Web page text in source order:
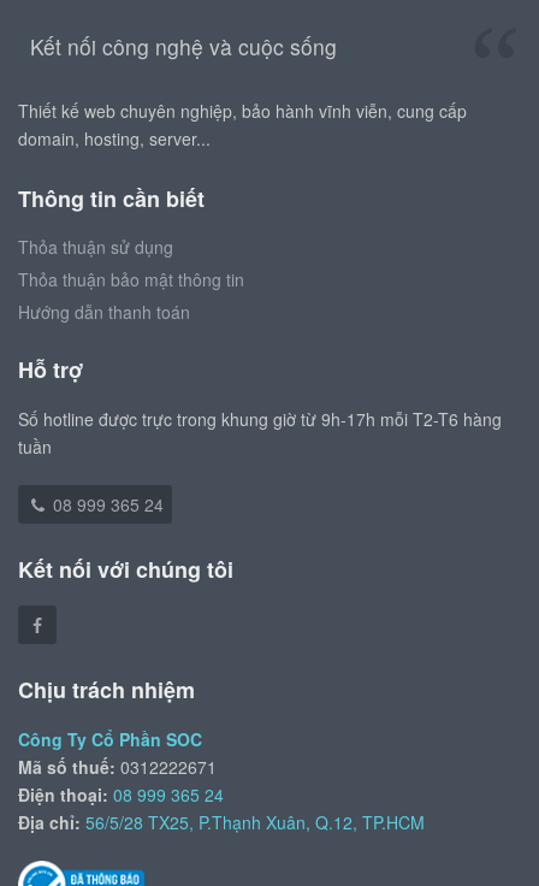
Kết nối công nghệ và cuộc sống
Thiết kế web chuyên nghiệp, bảo hành vĩnh viễn, cung cấp
domain, hosting, server...
Thông tin cần biết
Thỏa thuận sử dụng
Thỏa thuận bảo mật thông tin
Hướng dẫn thanh toán
Hỗ trợ
Số hotline được trực trong khung giờ từ 9h-17h mỗi T2-T6 hàng
tuần
08 999 365 24
Kết nối với chúng tôi
Chịu trách nhiệm
Công Ty Cổ Phần SOC
Mã số thuế: 0312222671
Điện thoại: 08 999 365 24
Địa chỉ: 56/5/28 TX25, P.Thạnh Xuân, Q.12, TP.HCM